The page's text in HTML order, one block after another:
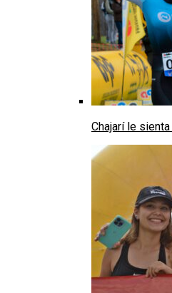
Chajarí le